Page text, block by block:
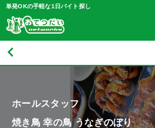
単発OKの手軽な1日バイト探し
ホールスタッフ
焼き鳥 幸の鳥 うなぎのぼり